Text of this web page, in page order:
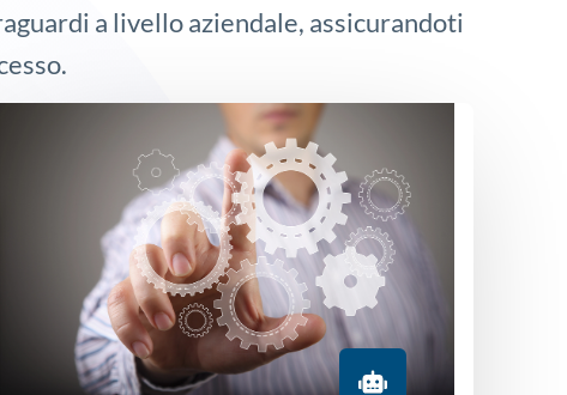
a livello aziendale, assicurandoti